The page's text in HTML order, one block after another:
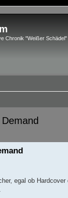
Chronik "Weißer Schädel"
egal ob